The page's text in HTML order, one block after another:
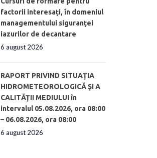
factorii interesați, în domeniul
managementului siguranței
iazurilor de decantare
6 august 2026
RAPORT PRIVIND SITUAŢIA
HIDROMETEOROLOGICĂ ŞI A
CALITĂŢII MEDIULUI în
intervalul 05.08.2026, ora 08:00
– 06.08.2026, ora 08:00
6 august 2026